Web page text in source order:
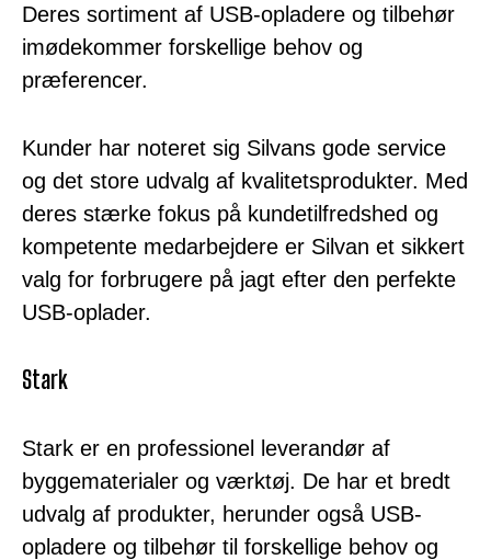
Deres sortiment af USB-opladere og tilbehør
imødekommer forskellige behov og
præferencer.
Kunder har noteret sig Silvans gode service
og det store udvalg af kvalitetsprodukter. Med
deres stærke fokus på kundetilfredshed og
kompetente medarbejdere er Silvan et sikkert
valg for forbrugere på jagt efter den perfekte
USB-oplader.
Stark
Stark er en professionel leverandør af
byggematerialer og værktøj. De har et bredt
udvalg af produkter, herunder også USB-
opladere og tilbehør til forskellige behov og